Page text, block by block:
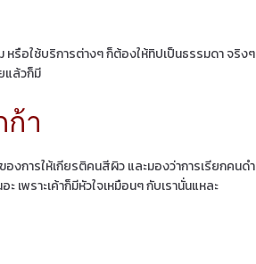
หรือใช้บริการต่างๆ ก็ต้องให้ทิปเป็นธรรมดา จริงๆ
แล้วก็มี
า
องการให้เกียรติคนสีผิว และมองว่าการเรียกคนดำ
เพราะเค้าก็มีหัวใจเหมือนๆ กับเรานั่นแหละ